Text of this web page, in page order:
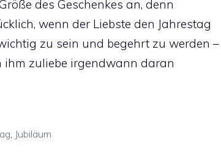
des Geschenkes an, denn
wenn der Liebste den Jahrestag
zu sein und begehrt zu werden –
ihm zuliebe irgendwann daran
Jubiläum